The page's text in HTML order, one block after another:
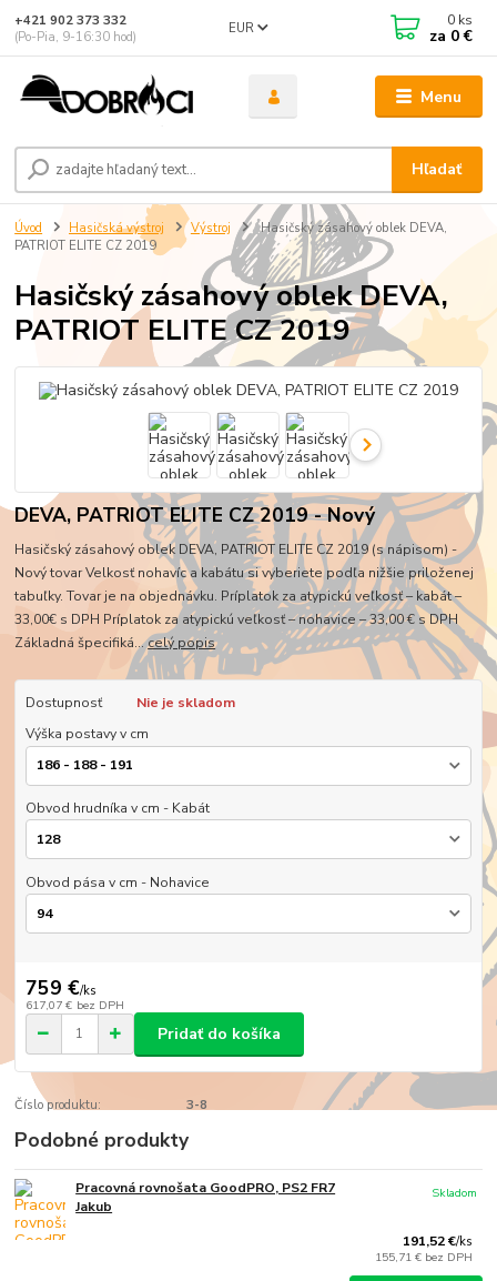
Menu
EUR
Hľadať
+421 902 373 332
(Po-Pia, 9-16:30 hod)
0 ks
za 0 €
Úvod Hasičská výstroj Výstroj
Hasičský zásahový oblek DEVA,
PATRIOT ELITE CZ 2019
Hasičský zásahový oblek DEVA,
PATRIOT ELITE CZ 2019
DEVA, PATRIOT ELITE CZ 2019 - Nový
Hasičský zásahový oblek DEVA, PATRIOT ELITE CZ 2019 (s nápisom) -
Nový tovar Velkosť nohavíc a kabátu si vyberiete podľa nižšie priloženej
tabuľky. Tovar je na objednávku. Príplatok za atypickú veľkosť – kabát –
33,00€ s DPH Príplatok za atypickú veľkosť – nohavice – 33,00 € s DPH
Základná špecifiká...celý popis
Dostupnosť
Nie je skladom
Výška postavy v cm
Obvod hrudníka v cm - Kabát
Obvod pása v cm - Nohavice
759 €/ks
617,07 € bez DPH
Pridať do košíka
Číslo produktu: 3-8
Podobné produkty
Pracovná rovnošata GoodPRO, PS2 FR7
Jakub
191,52 €/ks
155,71 € bez DPH
Skladom